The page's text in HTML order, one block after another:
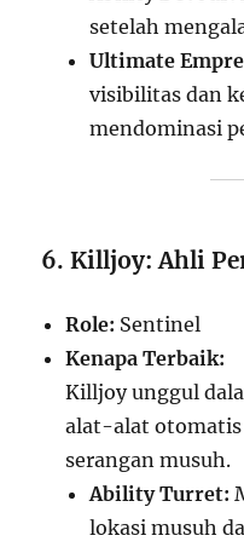
setelah
Ultimate
visibilitas dan
mendominasi
6. Killjoy: Ahli
Role: Sentinel
Kenapa Terbaik:
Killjoy unggul
alat-alat otomatis
serangan musuh.
Ability Turret:
lokasi musuh